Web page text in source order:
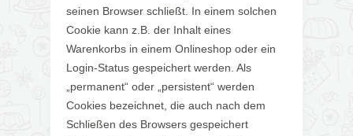
seinen Browser schließt. In einem solchen
Cookie kann z.B. der Inhalt eines
Warenkorbs in einem Onlineshop oder ein
Login-Status gespeichert werden. Als
„permanent“ oder „persistent“ werden
Cookies bezeichnet, die auch nach dem
Schließen des Browsers gespeichert